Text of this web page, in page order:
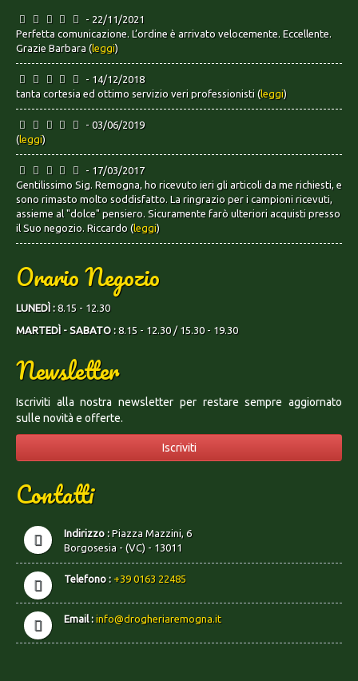
- 22/11/2021
Perfetta comunicazione. L’ordine è arrivato velocemente. Eccellente.
Grazie Barbara (leggi)
- 14/12/2018
tanta cortesia ed ottimo servizio veri professionisti (leggi)
- 03/06/2019
(leggi)
- 17/03/2017
Gentilissimo Sig. Remogna, ho ricevuto ieri gli articoli da me richiesti, e
sono rimasto molto soddisfatto. La ringrazio per i campioni ricevuti,
assieme al "dolce" pensiero. Sicuramente farò ulteriori acquisti presso
il Suo negozio. Riccardo (leggi)
Orario Negozio
LUNEDÌ :8.15 - 12.30
MARTEDÌ - SABATO :8.15 - 12.30 / 15.30 - 19.30
Newsletter
Iscriviti alla nostra newsletter per restare sempre aggiornato
sulle novità e offerte.
Iscriviti
Contatti
Indirizzo :Piazza Mazzini, 6
Borgosesia - (VC) - 13011
Telefono : +39 0163 22485
Email :info@drogheriaremogna.it